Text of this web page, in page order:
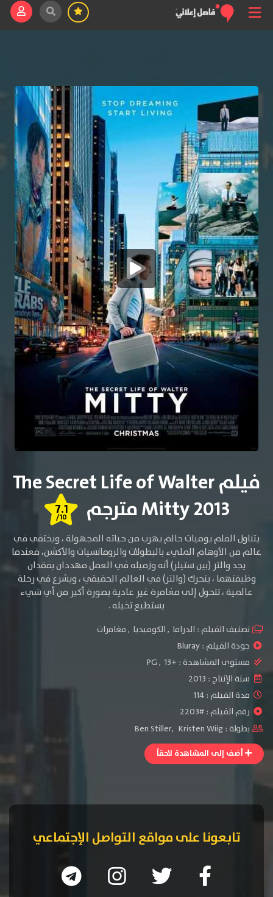
فيلم The Secret Life of Walter
Mitty 2013 مترجم
7.1
/10
يتناول الفلم يوميات حالم يهرب من حياته المجهولة ، ويختفي في
عالم من الأوهام المليء بالبطولات والرومانسيات والأكشن، فعندما
يجد والتر (بين ستيلر) أنه وزميله في العمل مهددان بفقدان
وظيفتهما ، يتحرك (والتر) في العالم الحقيقي ، ويشرع في رحلة
عالمية ، تتحول إلى مغامرة غير عادية بصورة أكبر من أي شيء
يستطيع تخيله .
تصنيف الفيلم : الدراما ,الكوميديا ,مغامرات
جودة الفيلم :Bluray
مستوى المشاهدة : +13
,
PG
سنة الإنتاج : 2013
مدة الفيلم : 114
رقم الفيلم : #2203
بطولة :
Ben Stiller, Kristen Wiig
أضف إلى المشاهدة لاحقاً
تابعونا على مواقع التواصل الإجتماعي